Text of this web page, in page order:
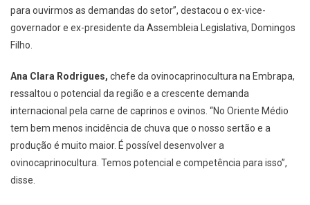
para ouvirmos as demandas do setor”, destacou o ex-vice-
governador e ex-presidente da Assembleia Legislativa, Domingos
Filho.
Ana Clara Rodrigues, chefe da ovinocaprinocultura na Embrapa,
ressaltou o potencial da região e a crescente demanda
internacional pela carne de caprinos e ovinos. “No Oriente Médio
tem bem menos incidência de chuva que o nosso sertão e a
produção é muito maior. É possível desenvolver a
ovinocaprinocultura. Temos potencial e competência para isso”,
disse.